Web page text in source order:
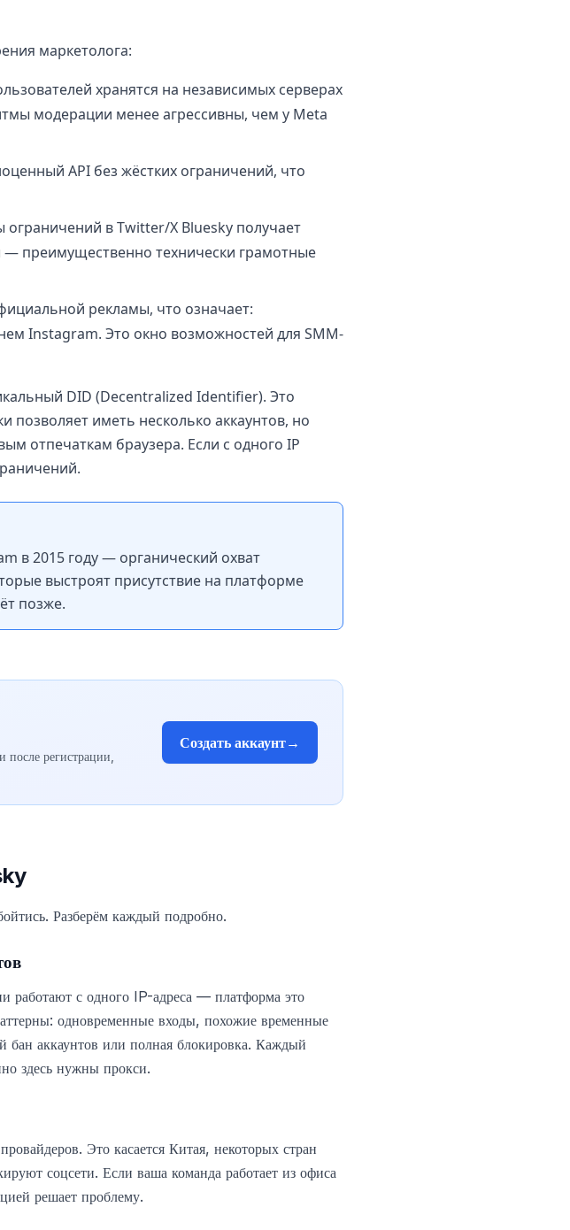
маркетолога:
хранятся на независимых серверах
модерации менее агрессивны, чем у Meta
API без жёстких ограничений, что
в Twitter/X Bluesky получает
преимущественно технически грамотные
рекламы, что означает:
Instagram. Это окно возможностей для SMM-
DID (Decentralized Identifier). Это
позволяет иметь несколько аккаунтов, но
отпечаткам браузера. Если с одного IP
в 2015 году — органический охват
выстроят присутствие на платформе
позже.
регистрации,
Создать аккаунт→
Разберём каждый подробно.
работают с одного IP-адреса — платформа это
одновременные входы, похожие временные
бан аккаунтов или полная блокировка. Каждый
здесь нужны прокси.
Это касается Китая, некоторых стран
соцсети. Если ваша команда работает из офиса
решает проблему.